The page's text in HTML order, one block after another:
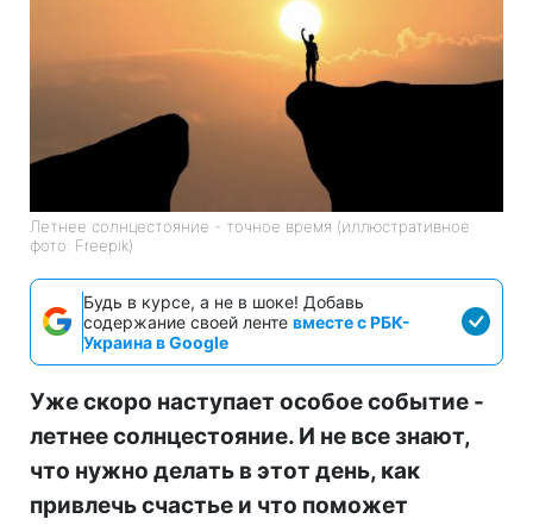
Летнее солнцестояние - точное время (иллюстративное
фото: Freepik)
Будь в курсе, а не в шоке! Добавь
содержание своей ленте вместе с РБК-
Украина в Google
Уже скоро наступает особое событие -
летнее солнцестояние. И не все знают,
что нужно делать в этот день, как
привлечь счастье и что поможет